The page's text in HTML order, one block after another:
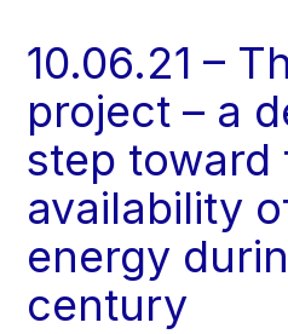
10.06.21 –
project – a
step toward
availability
energy
century